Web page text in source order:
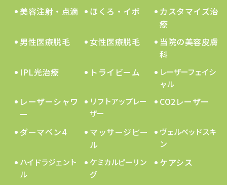
美容注射・点滴 ほくろ・イボ
カスタマイズ治
療
男性医療脱毛
女性医療脱毛
当院の美容皮膚
科
IPL光治療
トライビーム
レーザーフェイシ
ャル
レーザーシャワ
ー
リフトアップレー
ザー
CO2レーザー
ダーマペン4
マッサージピー
ル
ヴェルベッドスキ
ン
ハイドラジェント
ル
ケミカルピーリン
グ
ケアシス